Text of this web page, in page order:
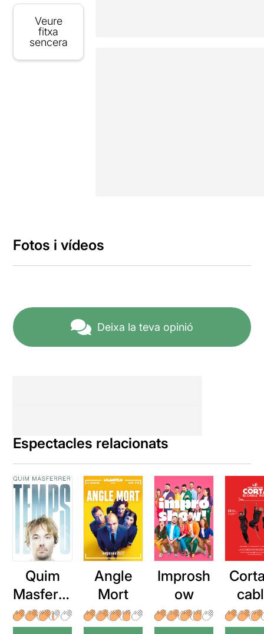
Veure
fitxa
sencera
Fotos i vídeos
Deixa la teva opinió
Espectacles relacionats
Quim
Masferre
r: Temps
Angle
Mort
Improsh
ow